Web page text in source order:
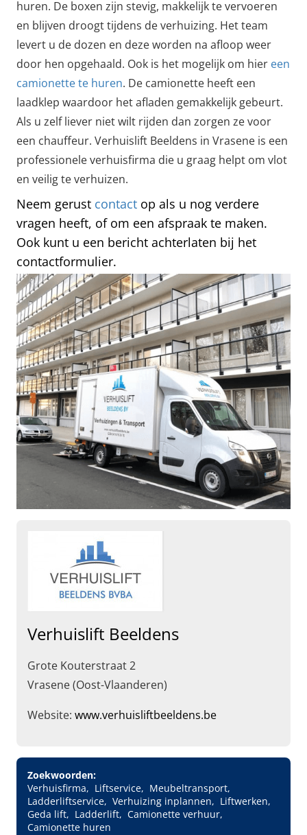
huren. De boxen zijn stevig, makkelijk te vervoeren
en blijven droogt tijdens de verhuizing. Het team
levert u de dozen en deze worden na afloop weer
door hen opgehaald. Ook is het mogelijk om hier een
camionette te huren. De camionette heeft een
laadklep waardoor het afladen gemakkelijk gebeurt.
Als u zelf liever niet wilt rijden dan zorgen ze voor
een chauffeur. Verhuislift Beeldens in Vrasene is een
professionele verhuisfirma die u graag helpt om vlot
en veilig te verhuizen.
Neem gerust contact op als u nog verdere
vragen heeft, of om een afspraak te maken.
Ook kunt u een bericht achterlaten bij het
contactformulier.
Verhuislift Beeldens
Grote Kouterstraat 2
Vrasene (Oost-Vlaanderen)
Website: www.verhuisliftbeeldens.be
Zoekwoorden:
Verhuisfirma
Liftservice
Meubeltransport
Ladderliftservice
Verhuizing inplannen
Liftwerken
Geda lift
Ladderlift
Camionette verhuur
Camionette huren